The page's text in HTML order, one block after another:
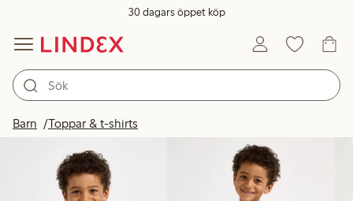
30 dagars öppet köp
Barn Toppar & t-shirts